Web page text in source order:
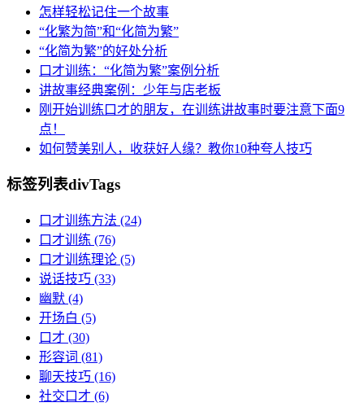
怎样轻松记住一个故事
“化繁为简”和“化简为繁”
“化简为繁”的好处分析
口才训练：“化简为繁”案例分析
讲故事经典案例：少年与店老板
刚开始训练口才的朋友，在训练讲故事时要注意下面9
点！
如何赞美别人，收获好人缘？教你10种夸人技巧
标签列表divTags
口才训练方法 (24)
口才训练 (76)
口才训练理论 (5)
说话技巧 (33)
幽默 (4)
开场白 (5)
口才 (30)
形容词 (81)
聊天技巧 (16)
社交口才 (6)